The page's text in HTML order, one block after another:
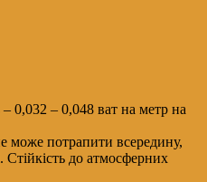
– 0,032 – 0,048 ват на метр на
може потрапити всередину,
Стійкість до атмосферних